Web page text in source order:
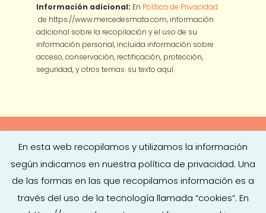
Información adicional: En Política de Privacidad
de https://www.mercedesmata.com, información
adicional sobre la recopilación y el uso de su
información personal, incluida información sobre
acceso, conservación, rectificación, protección,
seguridad, y otros temas. su texto aquí.
Copyright © 2026 Mercedes Mata Aviso legal
Política de
Política de Cookies
Contratación| DiseñoTurkesa Estudio
En esta web recopilamos y utilizamos la información
según indicamos en nuestra política de privacidad. Una
de las formas en las que recopilamos información es a
través del uso de la tecnología llamada “cookies”. En